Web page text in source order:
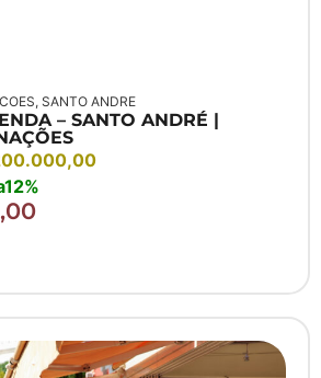
, SANTO ANDRE
– SANTO ANDRÉ |